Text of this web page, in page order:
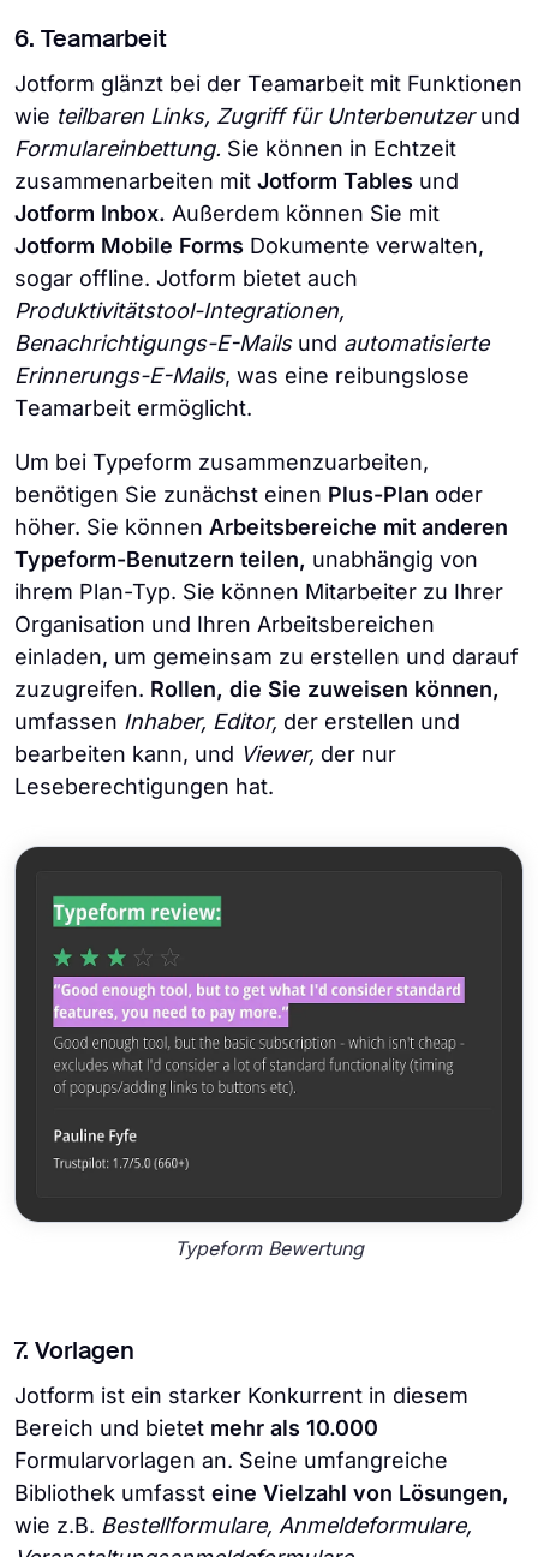
6. Teamarbeit
Jotform glänzt bei der Teamarbeit mit Funktionen
wie teilbaren Links, Zugriff für Unterbenutzerund
Formulareinbettung. Sie können in Echtzeit
zusammenarbeiten mit Jotform Tables und
Jotform Inbox. Außerdem können Sie mit
Jotform Mobile Forms Dokumente verwalten,
sogar offline. Jotform bietet auch
Produktivitätstool-Integrationen,
Benachrichtigungs-E-Mailsund automatisierte
Erinnerungs-E-Mails, was eine reibungslose
Teamarbeit ermöglicht.
Um bei Typeform zusammenzuarbeiten,
benötigen Sie zunächst einen Plus-Plan oder
höher. Sie können Arbeitsbereiche mit anderen
Typeform-Benutzern teilen, unabhängig von
ihrem Plan-Typ. Sie können Mitarbeiter zu Ihrer
Organisation und Ihren Arbeitsbereichen
einladen, um gemeinsam zu erstellen und darauf
zuzugreifen. Rollen, die Sie zuweisen können,
umfassen Inhaber, Editor, der erstellen und
bearbeiten kann, und Viewer, der nur
Leseberechtigungen hat.
Typeform Bewertung
7. Vorlagen
Jotform ist ein starker Konkurrent in diesem
Bereich und bietet mehr als 10.000
Formularvorlagen an. Seine umfangreiche
Bibliothek umfasst eine Vielzahl von Lösungen,
wie z.B. Bestellformulare, Anmeldeformulare,